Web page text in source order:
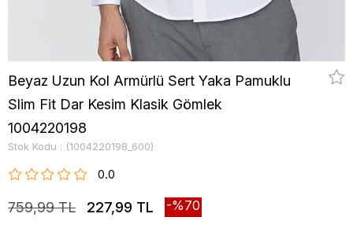
Beyaz Uzun Kol Armürlü Sert Yaka Pamuklu
Slim Fit Dar Kesim Klasik Gömlek
1004220198
Stok Kodu (1004220198_600)
0.0
759,99 TL 227,99 TL 70